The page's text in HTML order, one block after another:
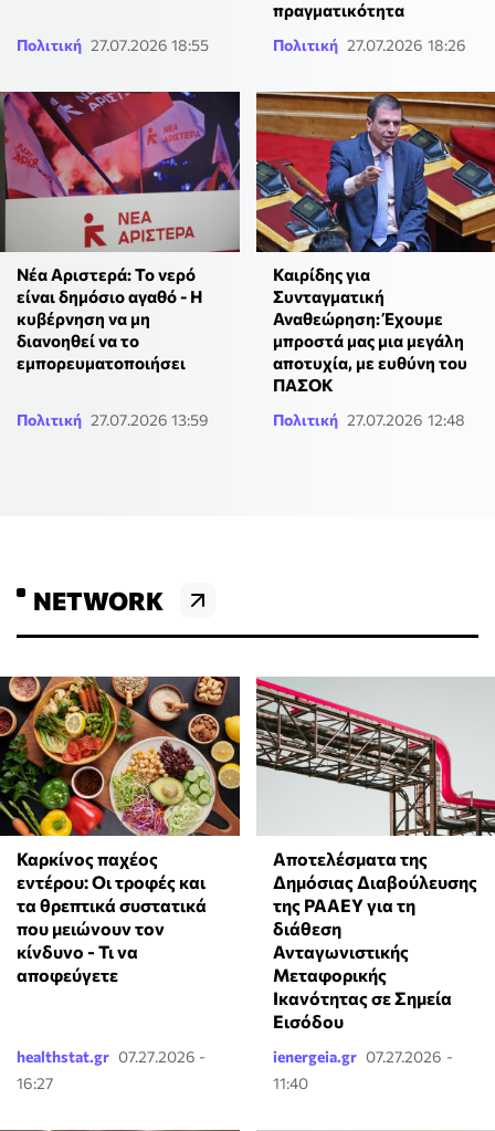
Πολιτική 27.07.2026 18:55
πραγματικότητα
Πολιτική 27.07.2026 18:26
Νέα Αριστερά: Το νερό
είναι δημόσιο αγαθό - Η
κυβέρνηση να μη
διανοηθεί να το
εμπορευματοποιήσει
Πολιτική 27.07.2026 13:59
Καιρίδης για
Συνταγματική
Αναθεώρηση: Έχουμε
μπροστά μας μια μεγάλη
αποτυχία, με ευθύνη του
ΠΑΣΟΚ
Πολιτική 27.07.2026 12:48
NETWORK
Καρκίνος παχέος
εντέρου: Οι τροφές και
τα θρεπτικά συστατικά
που μειώνουν τον
κίνδυνο - Τι να
αποφεύγετε
healthstat.gr 07.27.2026 -
16:27
Αποτελέσματα της
Δημόσιας Διαβούλευσης
της ΡΑΑΕΥ για τη
διάθεση
Ανταγωνιστικής
Μεταφορικής
Ικανότητας σε Σημεία
Εισόδου
ienergeia.gr 07.27.2026 -
11:40